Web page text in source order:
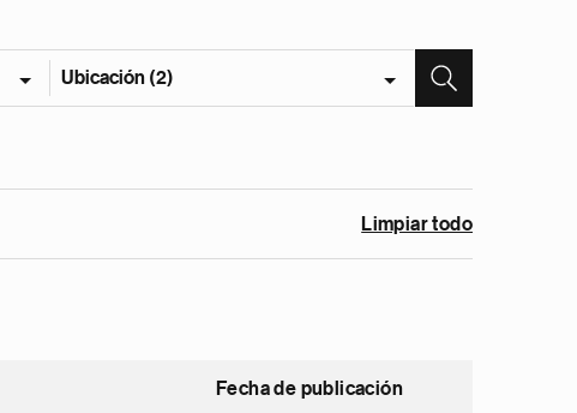
Ubicación (2)
Limpiar todo
Fecha de publicación